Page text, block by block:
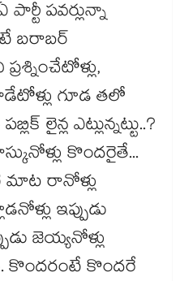
పవర్లున్నా
బరాబర్
గూడ తలో
లైన్ల ఎట్లున్నట్టు..?
కొందరైతే...
రానోళ్లు
ఇప్పుడు
జెయ్యనోళ్లు
కొందరంటే కొందరే